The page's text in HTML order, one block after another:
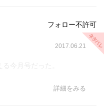
フォロー不許可
2017.06.21
今月号だった。
詳細をみる